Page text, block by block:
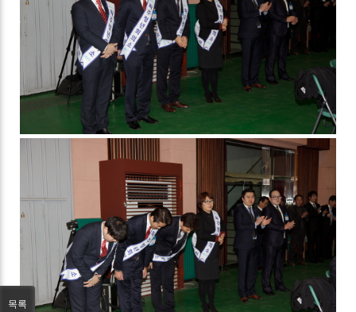
목록